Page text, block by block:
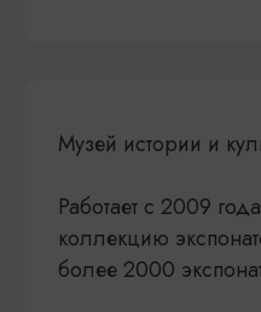
Музей истории и
Работает с 2009
коллекцию
более 2000